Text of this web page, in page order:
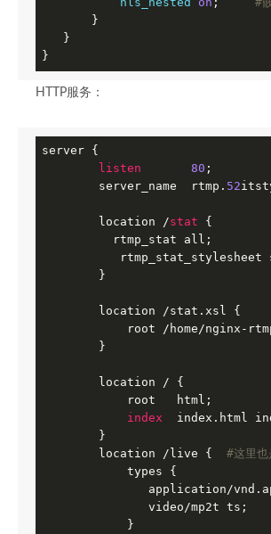
       }
   }
}
HTTP服务：
server {
listen
80 ;
        server_name  rtmp.
52
        location /
stat {
          rtmp_stat all;
rtmp_stat_stylesheet
        }
        location /stat.xsl {
root /home/nginx-
        }
        location / {
            root   html;
index
index.html
        }
        location /live {
#这里也
            types {
application/
               video/mp2t ts;
            }